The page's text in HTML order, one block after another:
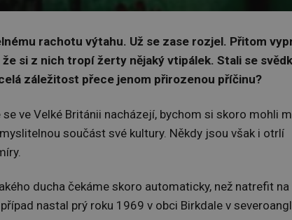
rachotu výtahu. Už se zase rozjel. Přitom
si z nich tropí žerty nějaký vtipálek. Stali se
záležitost přece jenom přirozenou příčinu?
ve Velké Británii nacházejí, bychom si skoro mohli
součást své kultury. Někdy jsou však i otrlí
ducha čekáme skoro automaticky, než natrefit na
nastal prý roku 1969 v obci Birkdale v